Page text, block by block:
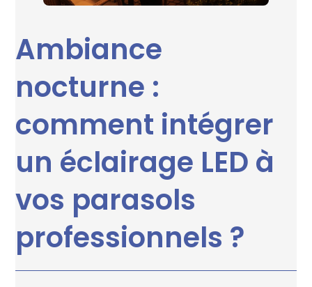
Ambiance
nocturne :
comment intégrer
un éclairage LED à
vos parasols
professionnels ?